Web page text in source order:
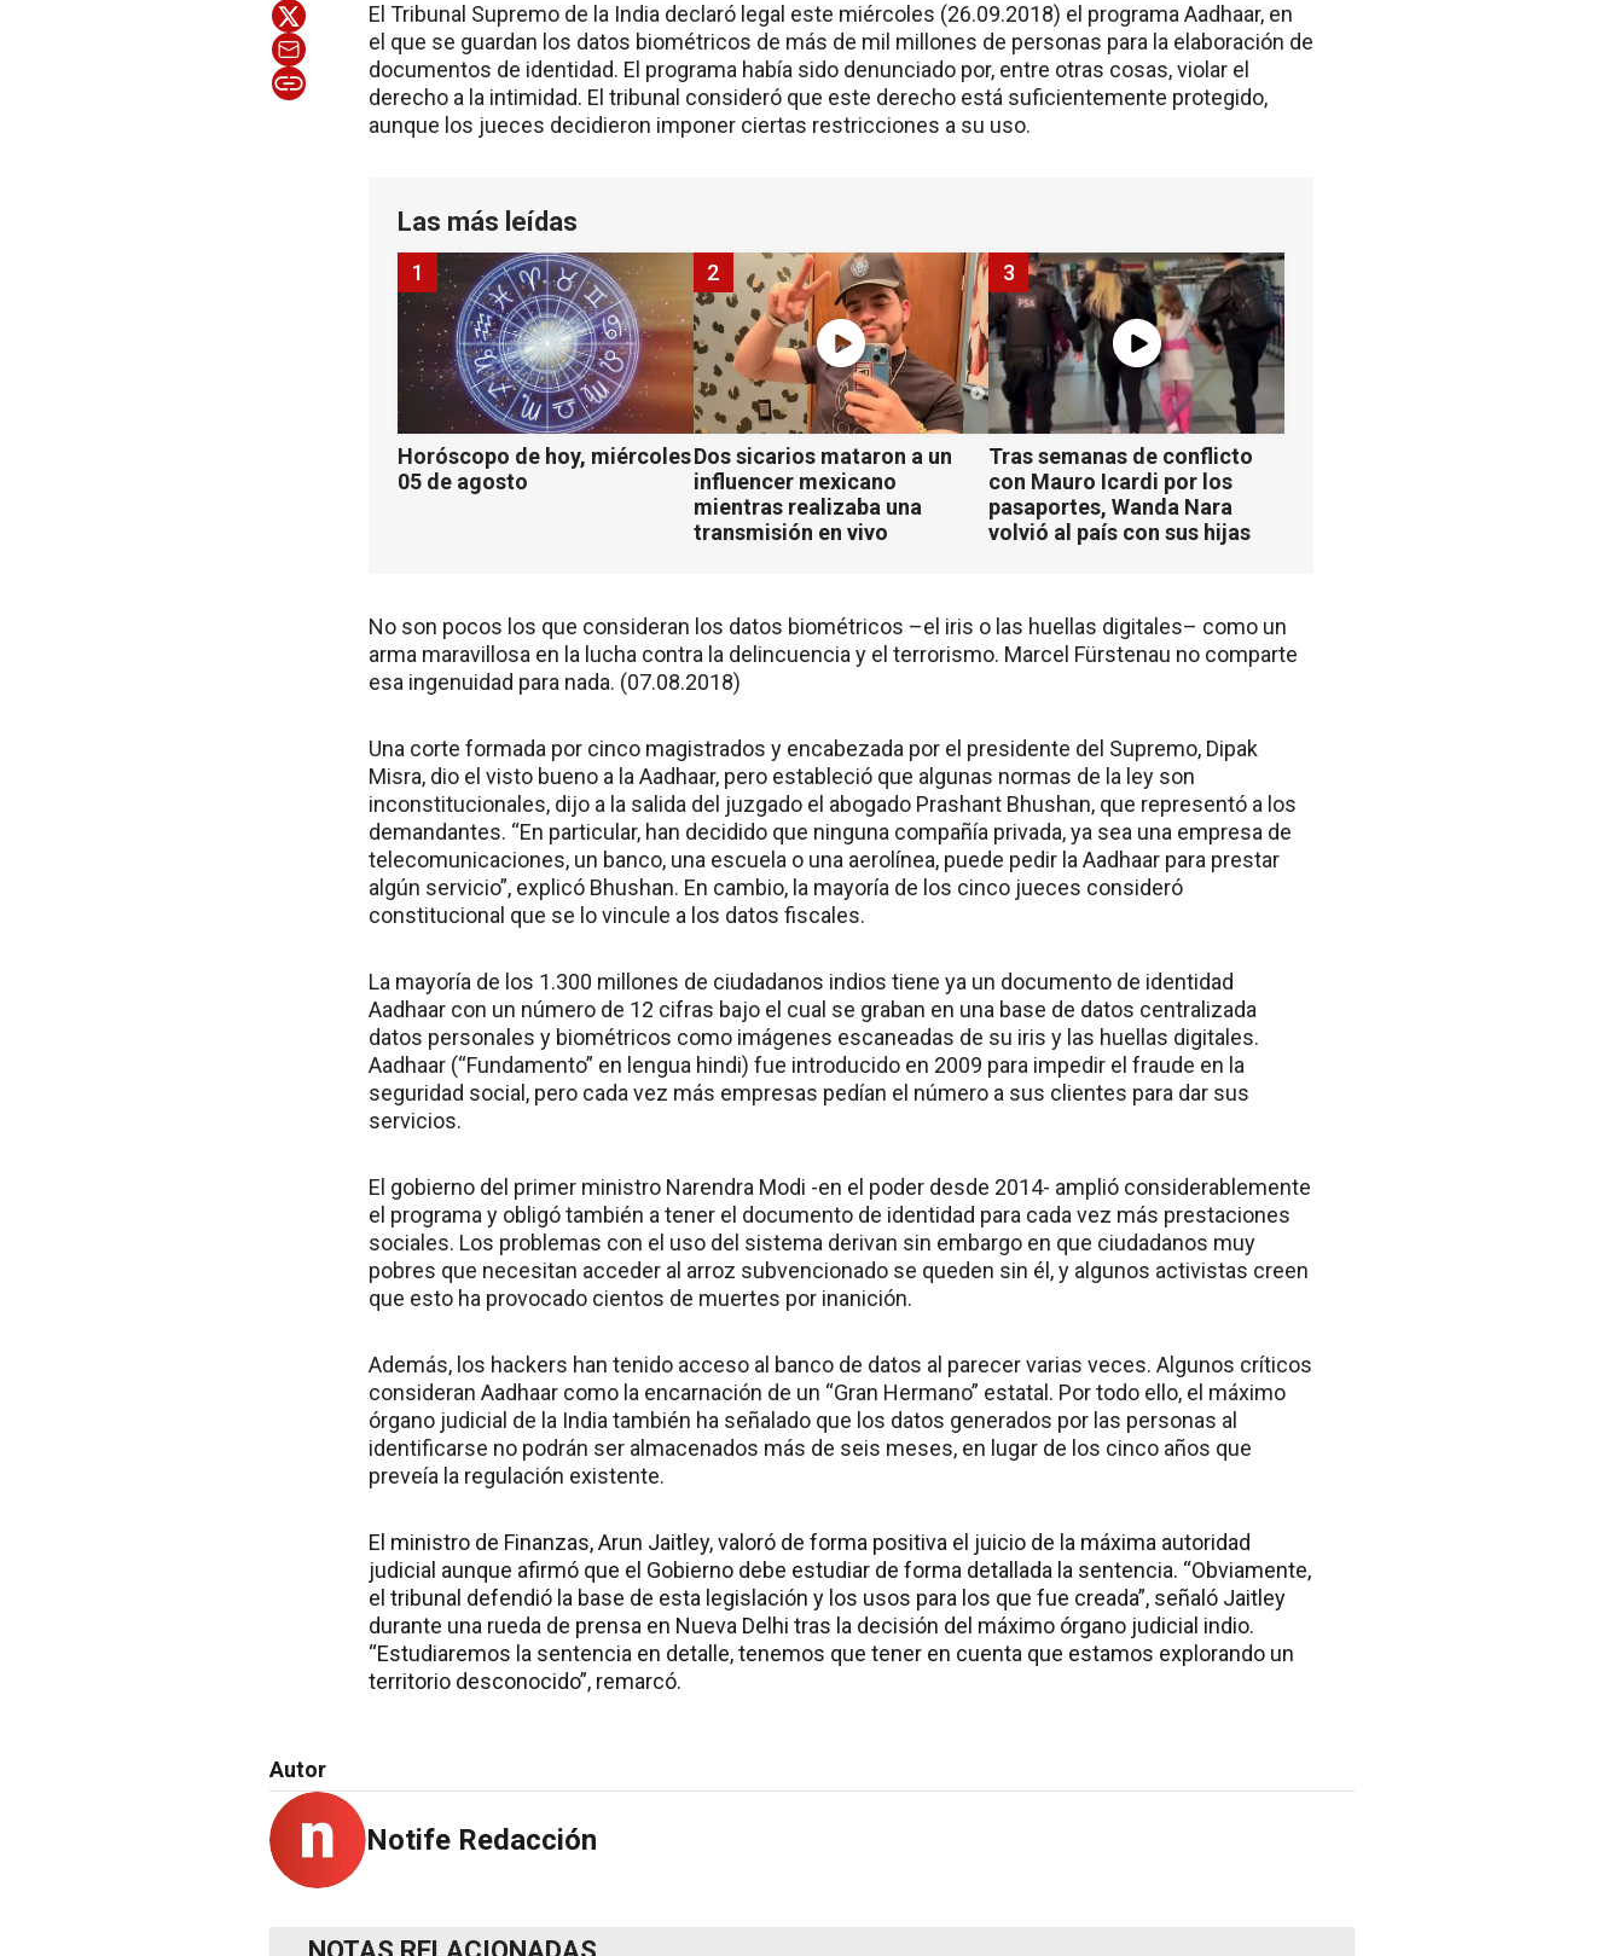
El Tribunal Supremo de la India declaró legal este miércoles (26.09.2018) el programa Aadhaar, en
el que se guardan los datos biométricos de más de mil millones de personas para la elaboración de
documentos de identidad. El programa había sido denunciado por, entre otras cosas, violar el
derecho a la intimidad. El tribunal consideró que este derecho está suficientemente protegido,
aunque los jueces decidieron imponer ciertas restricciones a su uso.
Las más leídas
Horóscopo de hoy, miércoles
05 de agosto
1
Dos sicarios mataron a un
influencer mexicano
mientras realizaba una
transmisión en vivo
2
Tras semanas de conflicto
con Mauro Icardi por los
pasaportes, Wanda Nara
volvió al país con sus hijas
3
No son pocos los que consideran los datos biométricos –el iris o las huellas digitales– como un
arma maravillosa en la lucha contra la delincuencia y el terrorismo. Marcel Fürstenau no comparte
esa ingenuidad para nada. (07.08.2018)
Una corte formada por cinco magistrados y encabezada por el presidente del Supremo, Dipak
Misra, dio el visto bueno a la Aadhaar, pero estableció que algunas normas de la ley son
inconstitucionales, dijo a la salida del juzgado el abogado Prashant Bhushan, que representó a los
demandantes. “En particular, han decidido que ninguna compañía privada, ya sea una empresa de
telecomunicaciones, un banco, una escuela o una aerolínea, puede pedir la Aadhaar para prestar
algún servicio”, explicó Bhushan. En cambio, la mayoría de los cinco jueces consideró
constitucional que se lo vincule a los datos fiscales.
La mayoría de los 1.300 millones de ciudadanos indios tiene ya un documento de identidad
Aadhaar con un número de 12 cifras bajo el cual se graban en una base de datos centralizada
datos personales y biométricos como imágenes escaneadas de su iris y las huellas digitales.
Aadhaar (“Fundamento” en lengua hindi) fue introducido en 2009 para impedir el fraude en la
seguridad social, pero cada vez más empresas pedían el número a sus clientes para dar sus
servicios.
El gobierno del primer ministro Narendra Modi -en el poder desde 2014- amplió considerablemente
el programa y obligó también a tener el documento de identidad para cada vez más prestaciones
sociales. Los problemas con el uso del sistema derivan sin embargo en que ciudadanos muy
pobres que necesitan acceder al arroz subvencionado se queden sin él, y algunos activistas creen
que esto ha provocado cientos de muertes por inanición.
Además, los hackers han tenido acceso al banco de datos al parecer varias veces. Algunos críticos
consideran Aadhaar como la encarnación de un “Gran Hermano” estatal. Por todo ello, el máximo
órgano judicial de la India también ha señalado que los datos generados por las personas al
identificarse no podrán ser almacenados más de seis meses, en lugar de los cinco años que
preveía la regulación existente.
El ministro de Finanzas, Arun Jaitley, valoró de forma positiva el juicio de la máxima autoridad
judicial aunque afirmó que el Gobierno debe estudiar de forma detallada la sentencia. “Obviamente,
el tribunal defendió la base de esta legislación y los usos para los que fue creada”, señaló Jaitley
durante una rueda de prensa en Nueva Delhi tras la decisión del máximo órgano judicial indio.
“Estudiaremos la sentencia en detalle, tenemos que tener en cuenta que estamos explorando un
territorio desconocido”, remarcó.
Autor
Notife Redacción